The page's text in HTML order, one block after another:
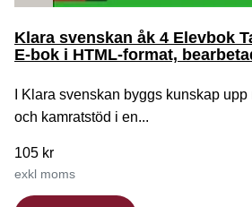
Klara svenskan åk 4 Elevbok
E-bok i HTML-format,
I Klara svenskan byggs kunskap
och kamratstöd i en...
105 kr
exkl moms